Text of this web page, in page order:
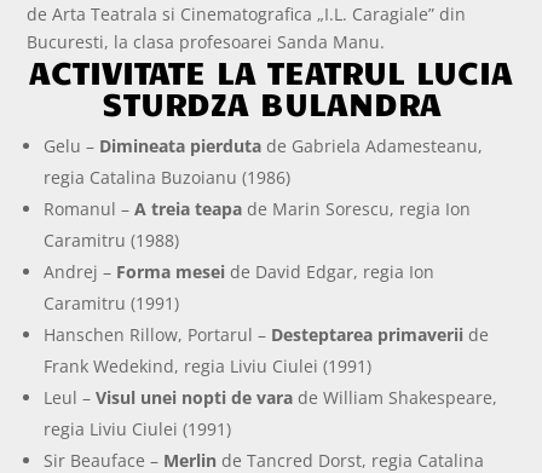
de Arta Teatrala si Cinematografica „I.L. Caragiale” din
Bucuresti, la clasa profesoarei Sanda Manu.
ACTIVITATE LA TEATRUL LUCIA
STURDZA BULANDRA
Gelu – Dimineata pierduta de Gabriela Adamesteanu,
regia Catalina Buzoianu (1986)
Romanul –A treia teapa de Marin Sorescu, regia Ion
Caramitru (1988)
Andrej – Forma mesei de David Edgar, regia Ion
Caramitru (1991)
Hanschen Rillow, Portarul – Desteptarea primaverii de
Frank Wedekind, regia Liviu Ciulei (1991)
Leul –Visul unei nopti de vara de William Shakespeare,
regia Liviu Ciulei (1991)
Sir Beauface – Merlin de Tancred Dorst, regia Catalina